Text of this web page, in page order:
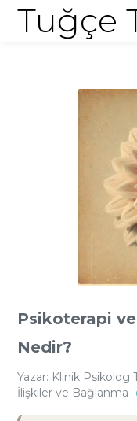
Tuğçe
Psikoterapi
Nedir?
Yazar: Klinik Psikolog
İlişkiler ve Bağlanma